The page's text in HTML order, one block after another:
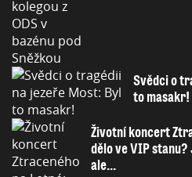
Svědci o
to masakr!
Životní koncert
dělo ve VIP
ale...